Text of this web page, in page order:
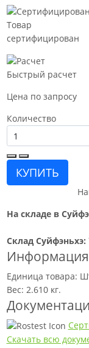
Товар
сертифицирован
Быстрый расчет
Цена по запросу
Количество
КУПИТЬ
На складе в
Склад Суйфэньхэ:
Информация
Единица товара:
Вес: 2.610 кг.
Скачать всю